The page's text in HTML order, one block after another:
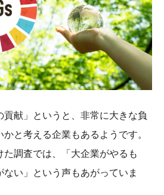
貢献」というと、非常に大きな負
と考える企業もあるようです。
調査では、「大企業がやるも
い」という声もあがっていま